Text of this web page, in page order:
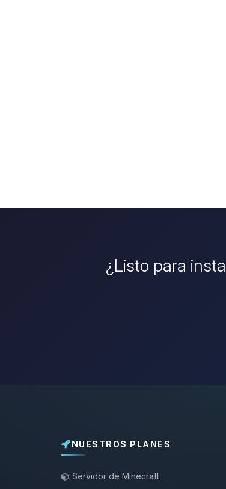
¿Listo para
NUESTROS PLANES
Servidor de Minecraft